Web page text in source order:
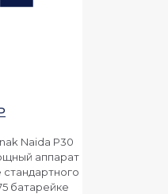
Naida P30
аппарат
батарейке